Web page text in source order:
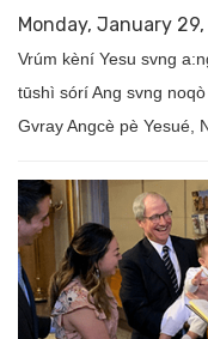
Monday, January
Vrúm kèní Yesu svng
tūshì sórí Ang svng
Gvray Angcè pè Yesué,